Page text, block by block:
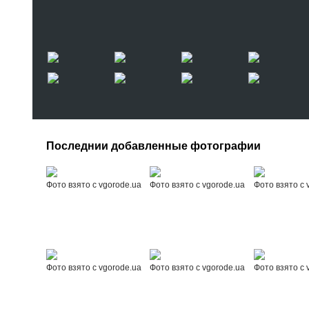
Последнии добавленные фотографии
Фото взято с vgorode.ua Фото взято с vgorode.ua Фото взято с
Фото взято с vgorode.ua Фото взято с vgorode.ua Фото взято с